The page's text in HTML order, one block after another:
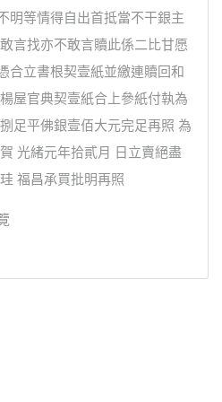
明等情得自出首抵當不干銀主
言找亦不敢言贖此係二比甘愿
合立書根契壹紙並繳連贖回和
屋官典契壹紙合上參紙付執為
足平佛銀壹佰大元完足再照 為
光緒元年拾貳月 日立賣絕盡
福昌承買批明再照